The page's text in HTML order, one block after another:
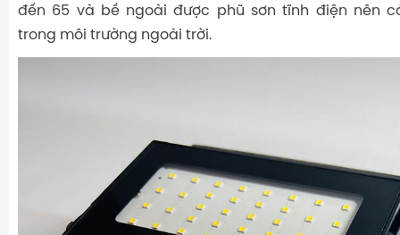
đến 65 và bề ngoài được phũ sơn tĩnh điện nên
trong môi trường ngoài trời.